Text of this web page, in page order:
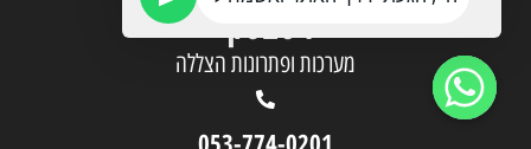
ויטבסקי
מערכות ופתרונות הצללה